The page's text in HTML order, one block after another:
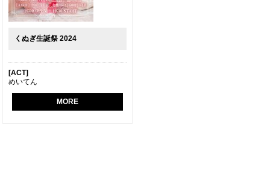
くぬぎ生誕祭 2024
[ACT]
めいてん
MORE